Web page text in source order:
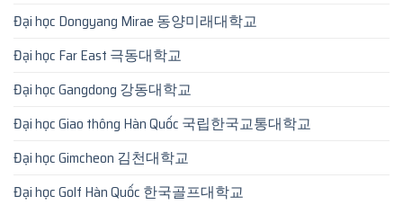
Đại học Dongyang Mirae 동양미래대학교
Đại học Far East 극동대학교
Đại học Gangdong 강동대학교
Đại học Giao thông Hàn Quốc 국립한국교통대학교
Đại học Gimcheon 김천대학교
Đại học Golf Hàn Quốc 한국골프대학교